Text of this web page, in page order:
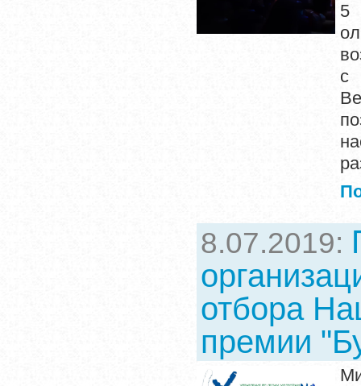
5
с
8.07.2019:
отбора
премии